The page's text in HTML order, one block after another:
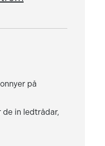
på
in ledtrådar,